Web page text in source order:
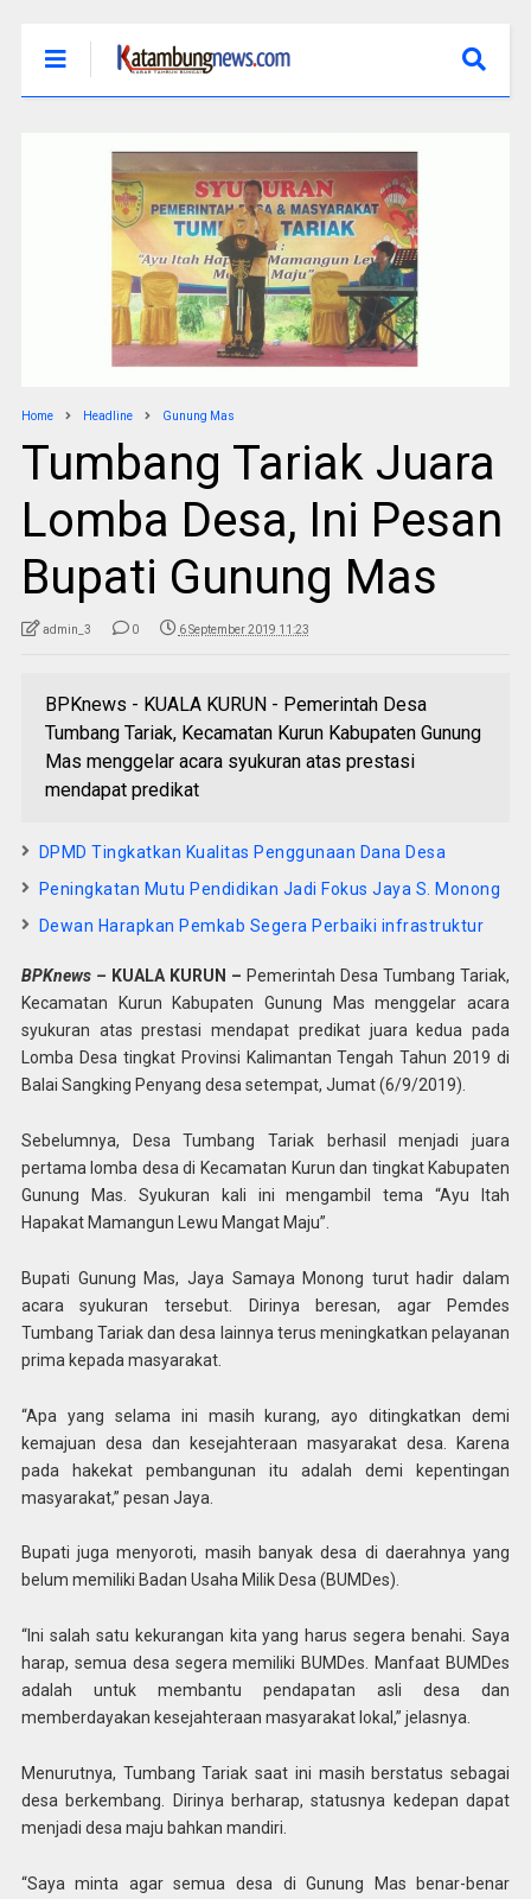
Home Headline Gunung Mas
Tumbang Tariak Juara
Lomba Desa, Ini Pesan
Bupati Gunung Mas
admin_3 0 6 September 2019 11:23
BPKnews - KUALA KURUN - Pemerintah Desa
Tumbang Tariak, Kecamatan Kurun Kabupaten Gunung
Mas menggelar acara syukuran atas prestasi
mendapat predikat
DPMD Tingkatkan Kualitas Penggunaan Dana Desa
Peningkatan Mutu Pendidikan Jadi Fokus Jaya S. Monong
Dewan Harapkan Pemkab Segera Perbaiki infrastruktur
BPKnews – KUALA KURUN – Pemerintah Desa Tumbang Tariak,
Kecamatan Kurun Kabupaten Gunung Mas menggelar acara
syukuran atas prestasi mendapat predikat juara kedua pada
Lomba Desa tingkat Provinsi Kalimantan Tengah Tahun 2019 di
Balai Sangking Penyang desa setempat, Jumat (6/9/2019).
Sebelumnya, Desa Tumbang Tariak berhasil menjadi juara
pertama lomba desa di Kecamatan Kurun dan tingkat Kabupaten
Gunung Mas. Syukuran kali ini mengambil tema “Ayu Itah
Hapakat Mamangun Lewu Mangat Maju”.
Bupati Gunung Mas, Jaya Samaya Monong turut hadir dalam
acara syukuran tersebut. Dirinya beresan, agar Pemdes
Tumbang Tariak dan desa lainnya terus meningkatkan pelayanan
prima kepada masyarakat.
“Apa yang selama ini masih kurang, ayo ditingkatkan demi
kemajuan desa dan kesejahteraan masyarakat desa. Karena
pada hakekat pembangunan itu adalah demi kepentingan
masyarakat,” pesan Jaya.
Bupati juga menyoroti, masih banyak desa di daerahnya yang
belum memiliki Badan Usaha Milik Desa (BUMDes).
“Ini salah satu kekurangan kita yang harus segera benahi. Saya
harap, semua desa segera memiliki BUMDes. Manfaat BUMDes
adalah untuk membantu pendapatan asli desa dan
memberdayakan kesejahteraan masyarakat lokal,” jelasnya.
Menurutnya, Tumbang Tariak saat ini masih berstatus sebagai
desa berkembang. Dirinya berharap, statusnya kedepan dapat
menjadi desa maju bahkan mandiri.
“Saya minta agar semua desa di Gunung Mas benar-benar